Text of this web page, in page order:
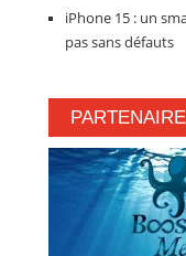
iPhone 15 : un
pas sans défauts
PARTENAIRE